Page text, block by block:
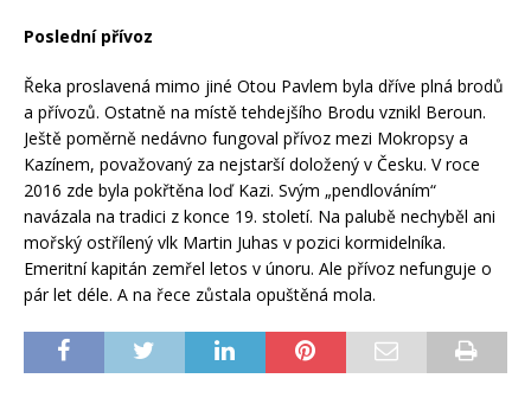
Poslední přívoz
Řeka proslavená mimo jiné Otou Pavlem byla dříve plná brodů
a přívozů. Ostatně na místě tehdejšího Brodu vznikl Beroun.
Ještě poměrně nedávno fungoval přívoz mezi Mokropsy a
Kazínem, považovaný za nejstarší doložený v Česku. V roce
2016 zde byla pokřtěna loď Kazi. Svým „pendlováním“
navázala na tradici z konce 19. století. Na palubě nechyběl ani
mořský ostřílený vlk Martin Juhas v pozici kormidelníka.
Emeritní kapitán zemřel letos v únoru. Ale přívoz nefunguje o
pár let déle. A na řece zůstala opuštěná mola.